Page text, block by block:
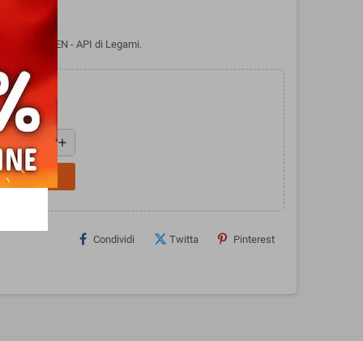
- BEE GREEN - API di Legami.
add
Condividi Twitta Pinterest